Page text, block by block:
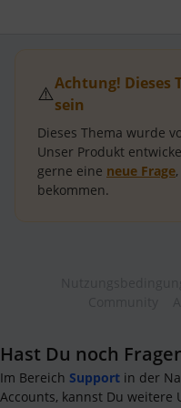
⚠️Achtung! Dieses
sein
Dieses Thema wurde
Unser Produkt
gerne eine neue Frage
bekommen.
Hast Du noch
Im Bereich Support in der
Accounts, kannst Du